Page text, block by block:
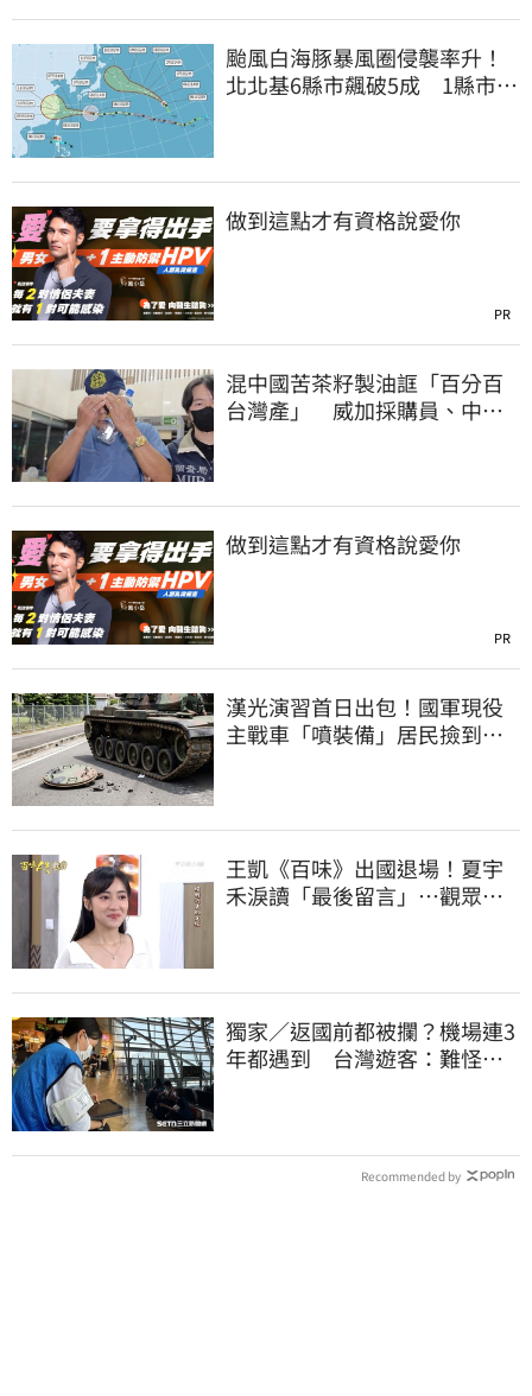
颱風白海豚暴風圈侵襲率升！
北北基6縣市飆破5成 1縣市
做到這點才有資格說愛你
PR
混中國苦茶籽製油誆「百分百
台灣產」 威加採購員、中間
做到這點才有資格說愛你
PR
漢光演習首日出包！國軍現役
主戰車「噴裝備」居民撿到零
王凱《百味》出國退場！夏宇
禾淚讀「最後留言」…觀眾全
獨家／返國前都被攔？機場連3
年都遇到 台灣遊客：難怪日
Recommended by